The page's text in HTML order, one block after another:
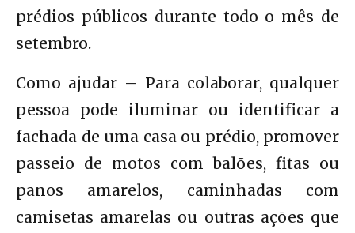
prédios públicos durante todo o mês de
setembro.
Como ajudar – Para colaborar, qualquer
pessoa pode iluminar ou identificar a
fachada de uma casa ou prédio, promover
passeio de motos com balões, fitas ou
panos amarelos, caminhadas com
camisetas amarelas ou outras ações que